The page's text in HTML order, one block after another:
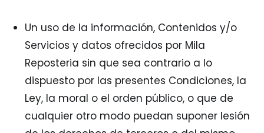
Un uso de la información, Contenidos y/o
Servicios y datos ofrecidos por Mila
Reposteria sin que sea contrario a lo
dispuesto por las presentes Condiciones, la
Ley, la moral o el orden público, o que de
cualquier otro modo puedan suponer lesión